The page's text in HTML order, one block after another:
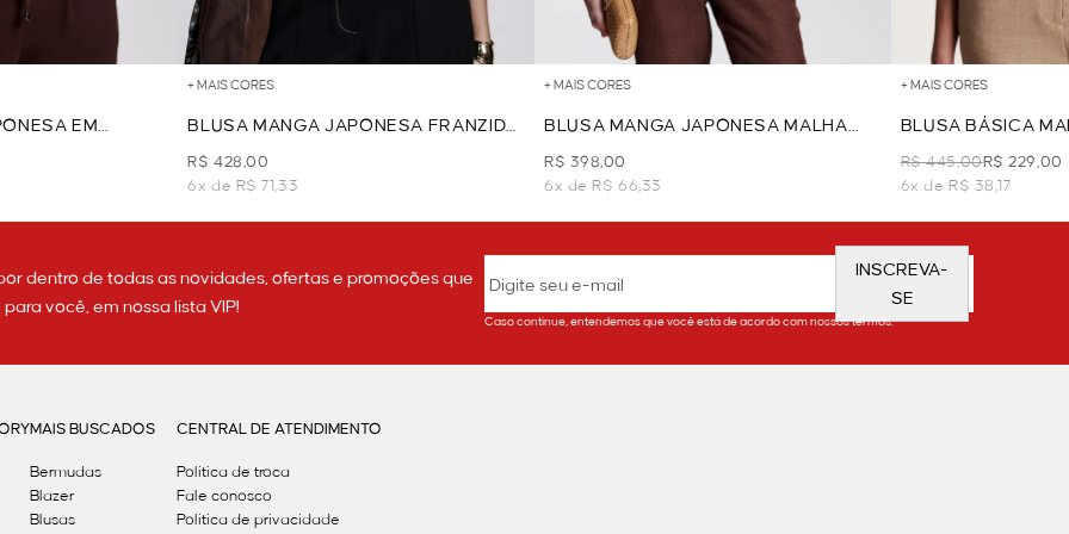
EM
+ MAIS CORES
BLUSA MANGA JAPONESA FRANZIDO
LATERAL - MARROM
R$ 428,00
6x de R$ 71,33
+ MAIS CORES
BLUSA MANGA JAPONESA MALHA
RENDADA - MARROM
R$ 398,00
6x de R$ 66,33
+ MAIS CORES
BLUSA BÁSICA
MARROM
R$ 445,00R$ 229,00
6x de R$ 38,17
dentro de todas as novidades, ofertas e promoções que
você, em nossa lista VIP!
INSCREVA-
SE
Caso continue, entendemos que você está de acordo com nossos termos.
MAIS BUSCADOS
Bermudas
Blazer
Blusas
CENTRAL DE ATENDIMENTO
Política de troca
Fale conosco
Politica de privacidade